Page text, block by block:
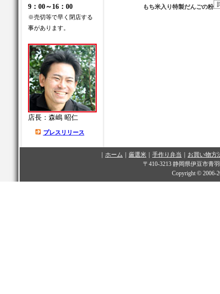
9：00～16：00
※売切等で早く閉店する
事があります。
店長：森嶋 昭仁
プレスリリース
もち米入り特製だんごの粉
ホーム 厳選米 手作り弁当
お買い物方
〒410-3213 静岡県伊豆市青
Copyright © 2006-